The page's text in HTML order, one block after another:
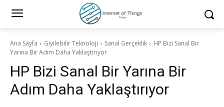
Ana Sayfa Giyilebilir Teknoloji Sanal Gerçeklik
HP Bizi Sanal Bir
Yarına Bir Adım Daha Yaklaştırıyor
HP Bizi Sanal Bir Yarına Bir
Adım Daha Yaklaştırıyor